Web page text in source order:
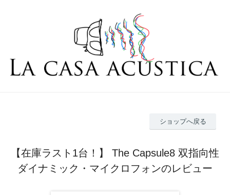
ショップへ戻る
【在庫ラスト1台！】 The Capsule8 双指向性
ダイナミック・マイクロフォンのレビュー